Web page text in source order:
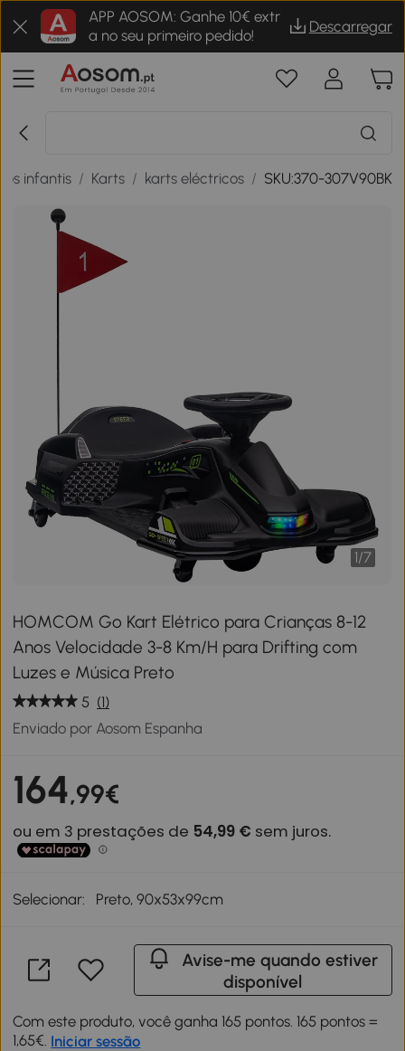
APP AOSOM: Ganhe 10€ extr
a no seu primeiro pedido!
Descarregar
infantis / Karts / karts eléctricos / SKU:370-307V90BK
1/7
HOMCOM Go Kart Elétrico para Crianças 8-12
Anos Velocidade 3-8 Km/H para Drifting com
Luzes e Música Preto
5 (1)
Enviado por Aosom Espanha
164,99€
Selecionar: Preto, 90x53x99cm
Avise-me quando estiver
disponível
Com este produto, você ganha 165 pontos. 165 pontos =
1,65€. Iniciar sessão